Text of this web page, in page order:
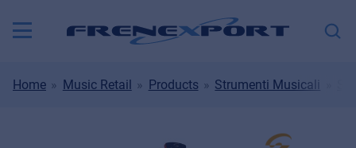
Home Music Retail Products Strumenti Musicali